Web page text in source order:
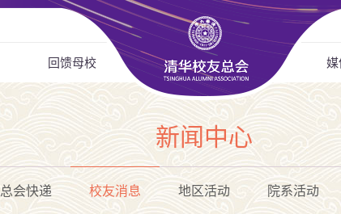
回馈母校 媒
新闻中心
总会快递 校友消息 地区活动 院系活动